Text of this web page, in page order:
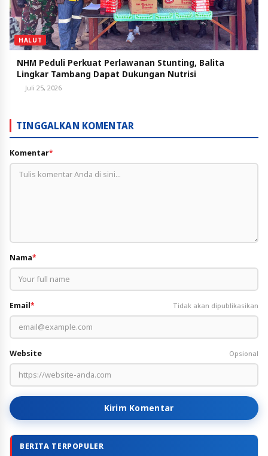
HALUT
NHM Peduli Perkuat Perlawanan Stunting, Balita
Lingkar Tambang Dapat Dukungan Nutrisi
Juli 25, 2026
TINGGALKAN KOMENTAR
Komentar*
Nama*
Email* Tidak akan dipublikasikan
Website Opsional
Kirim Komentar
BERITA TERPOPULER